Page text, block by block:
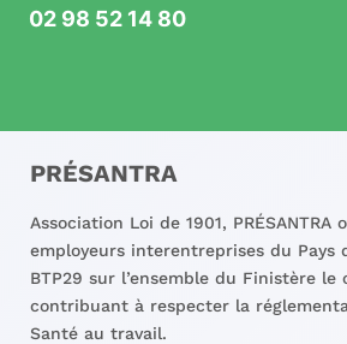
02 98 52 14 80
PRÉSANTRA
Association Loi de 1901, PRÉSANTRA
employeurs interentreprises du Pays
BTP29 sur l’ensemble du Finistère le
contribuant à respecter la
Santé au travail.